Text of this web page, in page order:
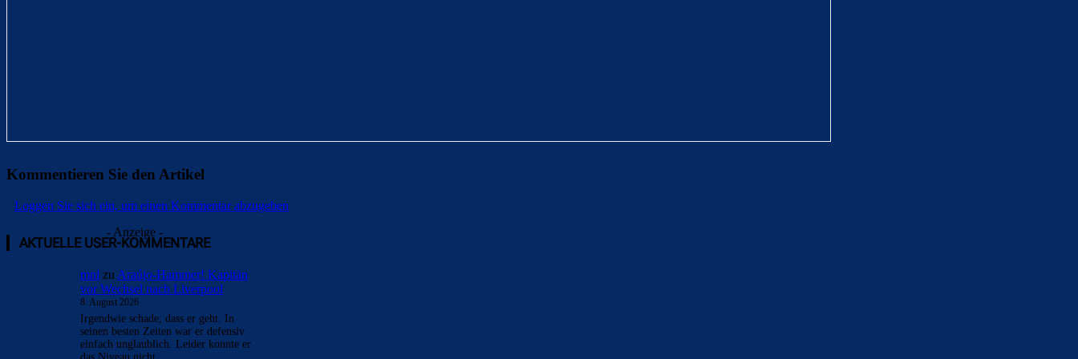
Kommentieren Sie den Artikel
Loggen Sie sich ein, um einen Kommentar abzugeben
- Anzeige -
AKTUELLE USER-KOMMENTARE
mnl zuAraújo-Hammer! Kapitän
vor Wechsel nach Liverpool
8. August 2026
Irgendwie schade, dass er geht. In
seinen besten Zeiten war er defensiv
einfach unglaublich. Leider konnte er